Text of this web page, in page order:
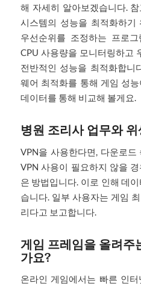
해 자세히 알아보겠습니다.
시스템의 성능을 최적화하기
우선순위를 조정하는 프로
CPU 사용량을 모니터링하고
전반적인 성능을 최적화합니
웨어 최적화를 통해 게임 성
데이터를 통해 비교해 볼게요.
병원 조리사 업무와
VPN을 사용한다면, 다운로
VPN 사용이 필요하지 않을
은 방법입니다. 이로 인해 데
습니다. 일부 사용자는 게임
리다고 보고합니다.
게임 프레임을 올려주
가요?
온라인 게임에서는 빠른 인